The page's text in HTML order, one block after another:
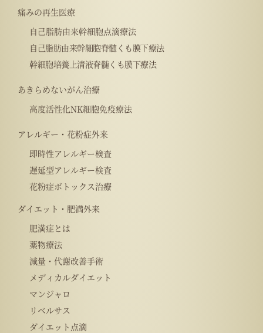
痛みの再生医療
自己脂肪由来幹細胞点滴療法
自己脂肪由来幹細胞脊髄くも膜下療法
幹細胞培養上清液脊髄くも膜下療法
あきらめないがん治療
高度活性化NK細胞免疫療法
アレルギー・花粉症外来
即時性アレルギー検査
遅延型アレルギー検査
花粉症ボトックス治療
ダイエット・肥満外来
肥満症とは
薬物療法
減量・代謝改善手術
メディカルダイエット
マンジャロ
リベルサス
ダイエット点滴